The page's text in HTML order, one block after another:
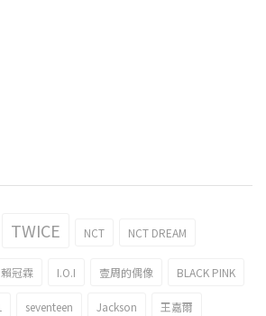
TWICE NCT NCT DREAM
賴冠霖 I.O.I 壹周的偶像 BLACK PINK
seventeen Jackson 王嘉爾